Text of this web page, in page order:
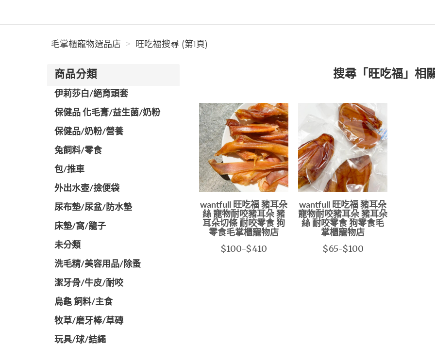
毛掌櫃寵物選品店 旺吃福搜尋 (第1頁)
商品分類
伊莉莎白/絕育頭套
保健品 化毛膏/益生菌/奶粉
保健品/奶粉/營養
兔飼料/零食
包/推車
外出水壺/撿便袋
尿布墊/尿盆/防水墊
️床墊/窩/籠子
未分類
洗毛精/美容用品/除蚤
潔牙骨/牛皮/耐咬
烏龜 飼料/主食
牧草/磨牙棒/草磚
玩具/球/結繩
搜尋「旺吃福」相
wantfull 旺吃福 豬耳朵
絲 寵物耐咬豬耳朵 豬
耳朵切條 耐咬零食 狗
零食毛掌櫃寵物店
$100-$410
wantfull 旺吃福 豬耳朵
寵物耐咬豬耳朵 豬耳朵
絲 耐咬零食 狗零食毛
掌櫃寵物店
$65-$100